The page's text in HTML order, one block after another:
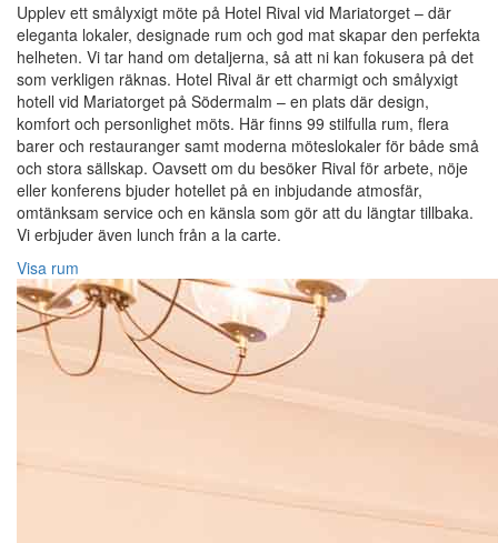
Upplev ett smålyxigt möte på Hotel Rival vid Mariatorget – där
eleganta lokaler, designade rum och god mat skapar den perfekta
helheten. Vi tar hand om detaljerna, så att ni kan fokusera på det
som verkligen räknas. Hotel Rival är ett charmigt och smålyxigt
hotell vid Mariatorget på Södermalm – en plats där design,
komfort och personlighet möts. Här finns 99 stilfulla rum, flera
barer och restauranger samt moderna möteslokaler för både små
och stora sällskap. Oavsett om du besöker Rival för arbete, nöje
eller konferens bjuder hotellet på en inbjudande atmosfär,
omtänksam service och en känsla som gör att du längtar tillbaka.
Vi erbjuder även lunch från a la carte.
Visa rum